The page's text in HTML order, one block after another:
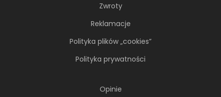
Zwroty
Reklamacje
Polityka plików „cookies”
Polityka prywatności
Opinie